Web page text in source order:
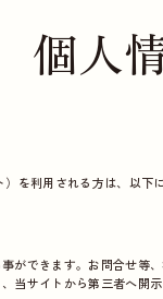
個人
利用される方は、以下
ができます。お問合せ
当サイトから第三者へ開示